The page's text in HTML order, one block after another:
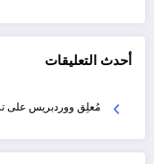
أحدث التعليقات
مُعلِق ووردبريس على